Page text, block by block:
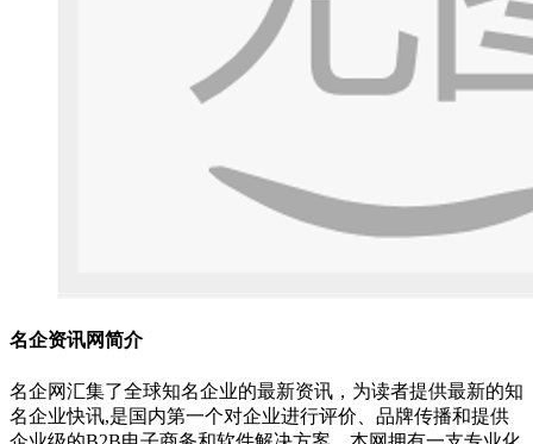
名企资讯网简介
名企网汇集了全球知名企业的最新资讯，为读者提供最新的知
名企业快讯,是国内第一个对企业进行评价、品牌传播和提供